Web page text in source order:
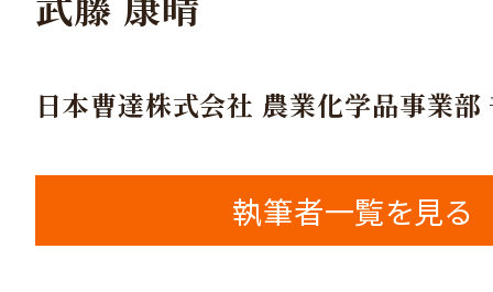
日本曹達株式会社 農業化学品事業部
執筆者一覧を見る